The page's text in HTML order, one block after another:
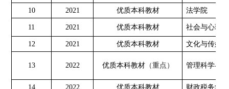
10 2021 优质本科教材 法学院
11 2021 优质本科教材 社会与心理
12 2021 优质本科教材 文化与传媒
13 2022 优质本科教材（重点） 管理科学与
14 2022 优质本科教材
财政税务学院